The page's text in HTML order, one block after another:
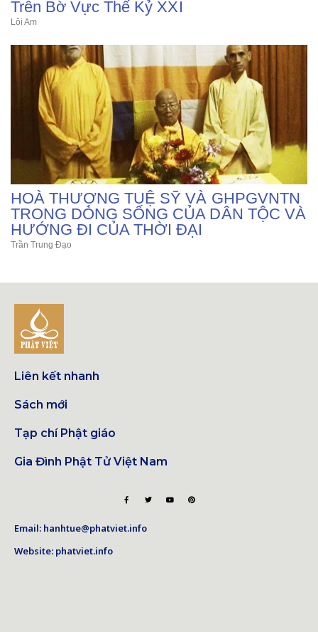
Trên Bờ Vực Thế Kỷ XXI
Lôi Am
HOÀ THƯỢNG TUỆ SỸ VÀ GHPGVNTN
TRONG DÒNG SỐNG CỦA DÂN TỘC VÀ
HƯỚNG ĐI CỦA THỜI ĐẠI
Trần Trung Đạo
Liên kết nhanh
Sách mới
Tạp chí Phật giáo
Gia Đình Phật Tử Việt Nam
Email: hanhtue@phatviet.info
Website: phatviet.info